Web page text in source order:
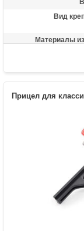
Вид
Материалы
Прицел для